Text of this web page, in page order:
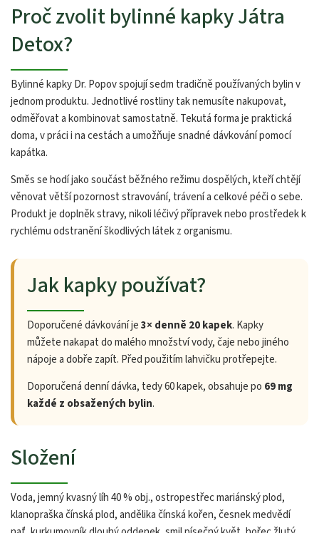
Proč zvolit bylinné kapky Játra
Detox?
Bylinné kapky Dr. Popov spojují sedm tradičně používaných bylin v
jednom produktu. Jednotlivé rostliny tak nemusíte nakupovat,
odměřovat a kombinovat samostatně. Tekutá forma je praktická
doma, v práci i na cestách a umožňuje snadné dávkování pomocí
kapátka.
Směs se hodí jako součást běžného režimu dospělých, kteří chtějí
věnovat větší pozornost stravování, trávení a celkové péči o sebe.
Produkt je doplněk stravy, nikoli léčivý přípravek nebo prostředek k
rychlému odstranění škodlivých látek z organismu.
Jak kapky používat?
Doporučené dávkování je3× denně 20 kapek. Kapky
můžete nakapat do malého množství vody, čaje nebo jiného
nápoje a dobře zapít. Před použitím lahvičku protřepejte.
Doporučená denní dávka, tedy 60 kapek, obsahuje po 69 mg
každé z obsažených bylin.
Složení
Voda, jemný kvasný líh 40 % obj., ostropestřec mariánský plod,
klanopraška čínská plod, andělika čínská kořen, česnek medvědí